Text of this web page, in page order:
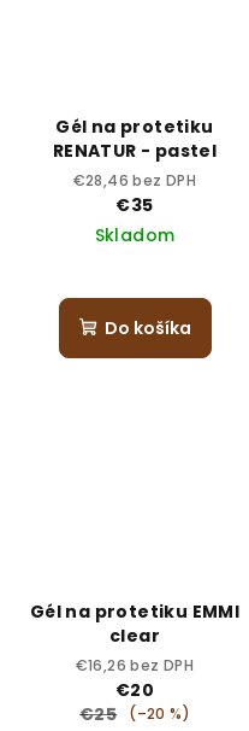
Gél na protetiku
RENATUR - pastel
€28,46 bez DPH
€35
Skladom
Do košíka
Gél na protetiku EMMI
clear
€16,26 bez DPH
€20
€25
(–20 %)